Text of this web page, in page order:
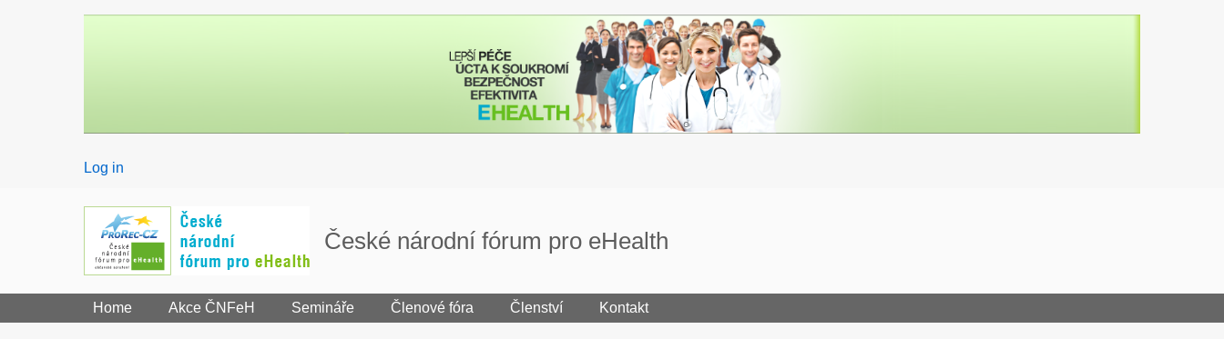
User
Log in
České národní fórum pro eHealth
Home Akce ČNFeH Semináře Členové fóra Členství Kontakt